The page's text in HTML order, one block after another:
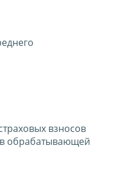
взносов
в обрабатывающей